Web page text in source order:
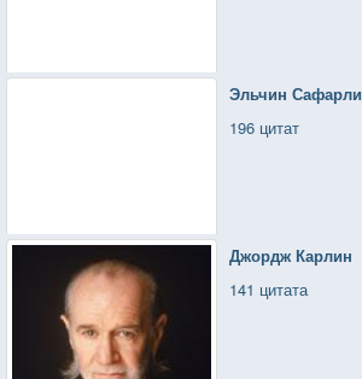
Эльчин Сафарли
196 цитат
Джордж Карлин
141 цитата